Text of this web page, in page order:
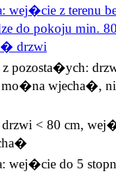
wej�cie z terenu
do pokoju min.
drzwi
pozosta�ych:
mo�na wjecha�,
< 80 cm,
wej�cie do 5